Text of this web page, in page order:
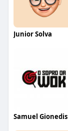
Junior Solva
Samuel Gionedis